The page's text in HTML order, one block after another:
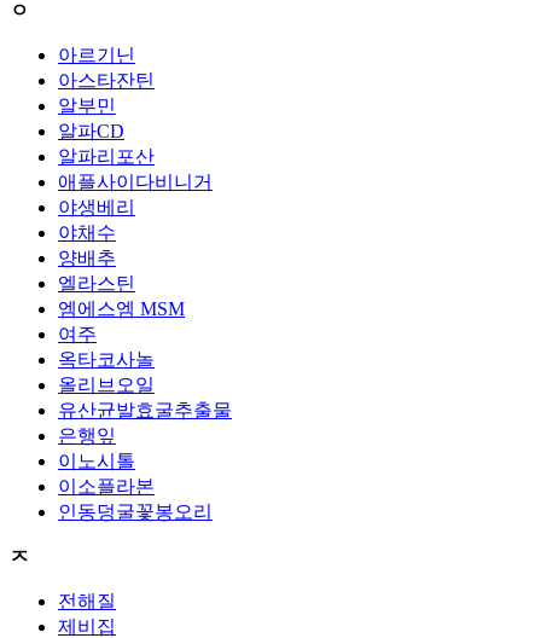
ㅇ
아르기닌
아스타잔틴
알부민
알파CD
알파리포산
애플사이다비니거
야생베리
야채수
양배추
엘라스틴
엠에스엠 MSM
여주
옥타코사놀
올리브오일
유산균발효굴추출물
은행잎
이노시톨
이소플라본
인동덩굴꽃봉오리
ㅈ
전해질
제비집